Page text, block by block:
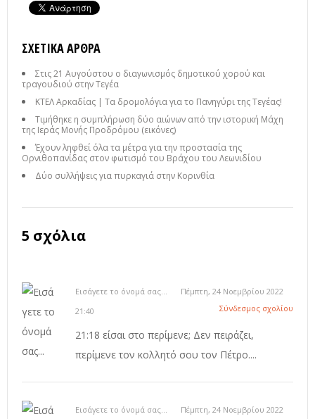
ΣΧΕΤΙΚΆ ΆΡΘΡΑ
Στις 21 Αυγούστου ο διαγωνισμός δημοτικού χορού και
τραγουδιού στην Τεγέα
ΚΤΕΛ Αρκαδίας | Τα δρομολόγια για το Πανηγύρι της Τεγέας!
Τιμήθηκε η συμπλήρωση δύο αιώνων από την ιστορική Μάχη
της Ιεράς Μονής Προδρόμου (εικόνες)
Έχουν ληφθεί όλα τα μέτρα για την προστασία της
Ορνιθοπανίδας στον φωτισμό του Βράχου του Λεωνιδίου
Δύο συλλήψεις για πυρκαγιά στην Κορινθία
5 σχόλια
Εισάγετε το όνομά σας...
Πέμπτη, 24 Νοεμβρίου 2022
21:40
Σύνδεσμος σχολίου
21:18 είσαι στο περίμενε; Δεν πειράζει,
περίμενε τον κολλητό σου τον Πέτρο....
Εισάγετε το όνομά σας... Πέμπτη, 24 Νοεμβρίου 2022